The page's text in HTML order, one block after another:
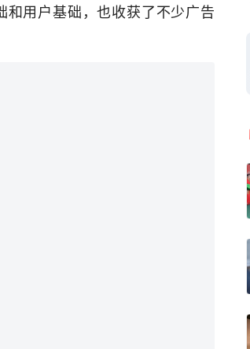
用户基础，也收获了不少广告